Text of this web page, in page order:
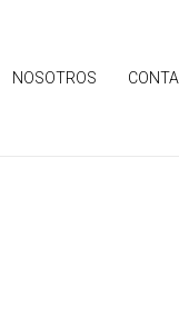
NOSOTROS